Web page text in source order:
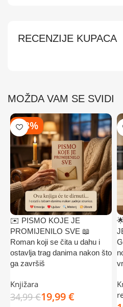
RECENZIJE KUPACA
MOŽDA VAM SE SVIDI
-43%
✉️ PISMO KOJE JE
PROMIJENILO SVE 📖
Roman koji se čita u dahu i
ostavlja trag danima nakon što
ga završiš
Knjižara
34,99€19,99€